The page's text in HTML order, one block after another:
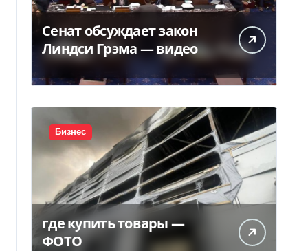
Сенат обсуждает закон
Линдси Грэма — видео
Бизнес
где купить товары —
ФОТО